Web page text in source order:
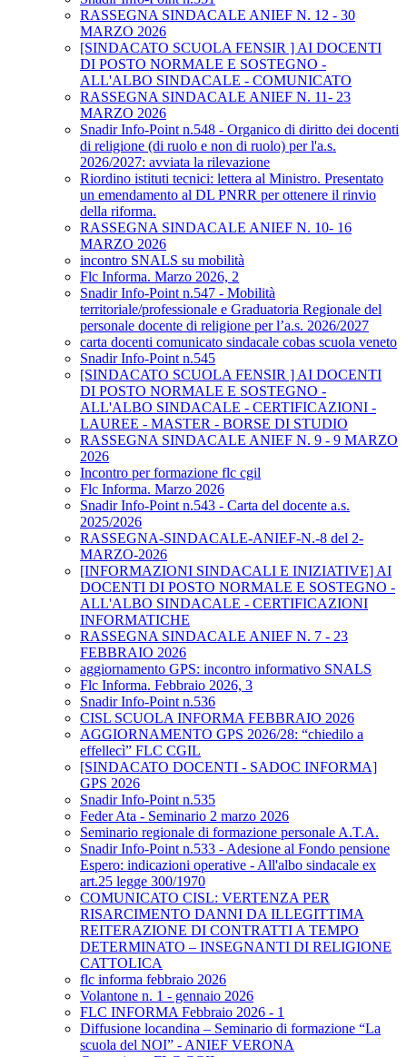
RASSEGNA SINDACALE ANIEF N. 12 - 30
MARZO 2026
[SINDACATO SCUOLA FENSIR ] AI DOCENTI
DI POSTO NORMALE E SOSTEGNO -
ALL'ALBO SINDACALE - COMUNICATO
RASSEGNA SINDACALE ANIEF N. 11- 23
MARZO 2026
Snadir Info-Point n.548 - Organico di diritto dei docenti
di religione (di ruolo e non di ruolo) per l'a.s.
2026/2027: avviata la rilevazione
Riordino istituti tecnici: lettera al Ministro. Presentato
un emendamento al DL PNRR per ottenere il rinvio
della riforma.
RASSEGNA SINDACALE ANIEF N. 10- 16
MARZO 2026
incontro SNALS su mobilità
Flc Informa. Marzo 2026, 2
Snadir Info-Point n.547 - Mobilità
territoriale/professionale e Graduatoria Regionale del
personale docente di religione per l’a.s. 2026/2027
carta docenti comunicato sindacale cobas scuola veneto
Snadir Info-Point n.545
[SINDACATO SCUOLA FENSIR ] AI DOCENTI
DI POSTO NORMALE E SOSTEGNO -
ALL'ALBO SINDACALE - CERTIFICAZIONI -
LAUREE - MASTER - BORSE DI STUDIO
RASSEGNA SINDACALE ANIEF N. 9 - 9 MARZO
2026
Incontro per formazione flc cgil
Flc Informa. Marzo 2026
Snadir Info-Point n.543 - Carta del docente a.s.
2025/2026
RASSEGNA-SINDACALE-ANIEF-N.-8 del 2-
MARZO-2026
[INFORMAZIONI SINDACALI E INIZIATIVE] AI
DOCENTI DI POSTO NORMALE E SOSTEGNO -
ALL'ALBO SINDACALE - CERTIFICAZIONI
INFORMATICHE
RASSEGNA SINDACALE ANIEF N. 7 - 23
FEBBRAIO 2026
aggiornamento GPS: incontro informativo SNALS
Flc Informa. Febbraio 2026, 3
Snadir Info-Point n.536
CISL SCUOLA INFORMA FEBBRAIO 2026
AGGIORNAMENTO GPS 2026/28: “chiedilo a
effellecì” FLC CGIL
[SINDACATO DOCENTI - SADOC INFORMA]
GPS 2026
Snadir Info-Point n.535
Feder Ata - Seminario 2 marzo 2026
Seminario regionale di formazione personale A.T.A.
Snadir Info-Point n.533 - Adesione al Fondo pensione
Espero: indicazioni operative - All'albo sindacale ex
art.25 legge 300/1970
COMUNICATO CISL: VERTENZA PER
RISARCIMENTO DANNI DA ILLEGITTIMA
REITERAZIONE DI CONTRATTI A TEMPO
DETERMINATO – INSEGNANTI DI RELIGIONE
CATTOLICA
flc informa febbraio 2026
Volantone n. 1 - gennaio 2026
FLC INFORMA Febbraio 2026 - 1
Diffusione locandina – Seminario di formazione “La
scuola del NOI” - ANIEF VERONA